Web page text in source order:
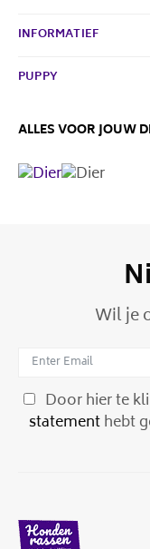
INFORMATIEF
PUPPY
ALLES VOOR JOUW
Wil je
Door hier te
statementhebt